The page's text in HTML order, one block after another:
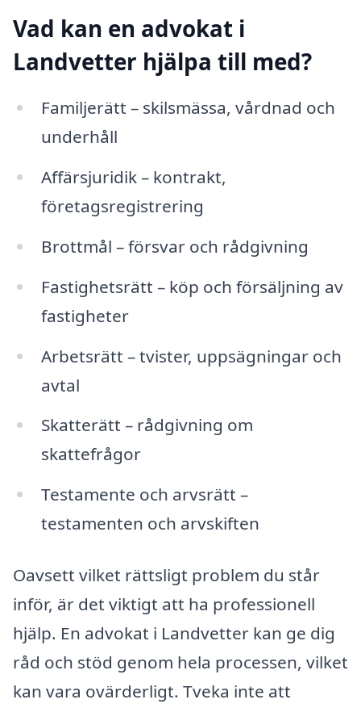
Vad kan en advokat i
Landvetter hjälpa till med?
Familjerätt – skilsmässa, vårdnad och
underhåll
Affärsjuridik – kontrakt,
företagsregistrering
Brottmål – försvar och rådgivning
Fastighetsrätt – köp och försäljning av
fastigheter
Arbetsrätt – tvister, uppsägningar och
avtal
Skatterätt – rådgivning om
skattefrågor
Testamente och arvsrätt –
testamenten och arvskiften
Oavsett vilket rättsligt problem du står
inför, är det viktigt att ha professionell
hjälp. En advokat i Landvetter kan ge dig
råd och stöd genom hela processen, vilket
kan vara ovärderligt. Tveka inte att